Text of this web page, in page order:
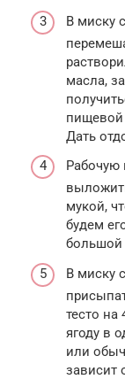
В миску
масла,
пищевой
Дать
Рабочую
мукой,
будем
большой
В миску
тесто
ягоду в
или
зависит